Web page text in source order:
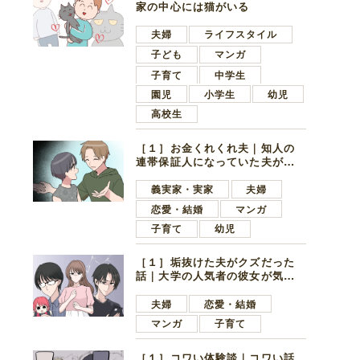
家の中心には猫がいる
夫婦
ライフスタイル
子ども
マンガ
子育て
中学生
園児
小学生
幼児
高校生
［１］お金くれくれ夫｜知人の
連帯保証人になっていた夫が家
言ってきた
義実家・実家
夫婦
恋愛・結婚
マンガ
子育て
幼児
［１］垢抜けた夫がクズだった
話｜大学の人気者の彼女が気に
子学生
夫婦
恋愛・結婚
マンガ
子育て
［１］コワい体験談｜コワい話